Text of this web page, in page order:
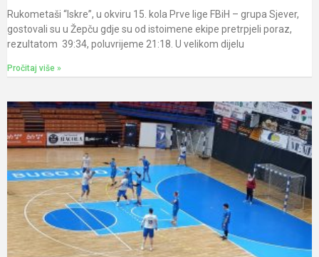
Rukometaši “Iskre”, u okviru 15. kola Prve lige FBiH – grupa Sjever,
gostovali su u Žepču gdje su od istoimene ekipe pretrpjeli poraz,
rezultatom 39:34, poluvrijeme 21:18. U velikom dijelu
Pročitaj više »